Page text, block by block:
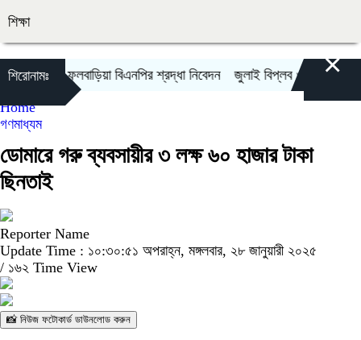
শিক্ষা
শিরোনামঃ
প্রতি ফুলবাড়িয়া বিএনপির শ্রদ্ধা নিবেদন জুলাই বিপ্লব ও গণঅভ্যুত্থান
×
Home
গণমাধ্যম
ডোমারে গরু ব্যবসায়ীর ৩ লক্ষ ৬০ হাজার টাকা
ছিনতাই
Reporter Name
Update Time : ১০:৩০:৫১ অপরাহ্ন, মঙ্গলবার, ২৮ জানুয়ারী ২০২৫
/ ১৬২ Time View
📸 নিউজ ফটোকার্ড ডাউনলোড করুন